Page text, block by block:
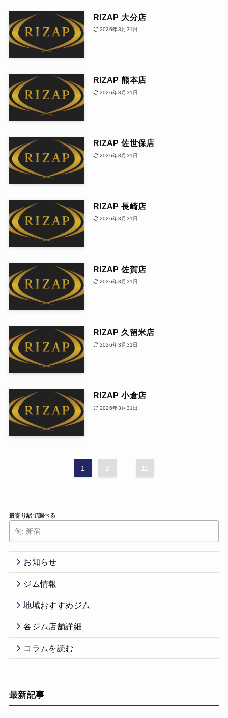
RIZAP 大分店
2026年3月31日
RIZAP 熊本店
2026年3月31日
RIZAP 佐世保店
2026年3月31日
RIZAP 長崎店
2026年3月31日
RIZAP 佐賀店
2026年3月31日
RIZAP 久留米店
2026年3月31日
RIZAP 小倉店
2026年3月31日
1 2 11
最寄り駅で調べる
お知らせ
ジム情報
地域おすすめジム
各ジム店舗詳細
コラムを読む
最新記事